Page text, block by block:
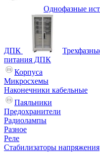
Однофазные
ДПК
питания ДПК
Корпуса
Микросхемы
Наконечники кабельные
Паяльники
Предохранители
Радиолампы
Разное
Реле
Стабилизаторы напряжения